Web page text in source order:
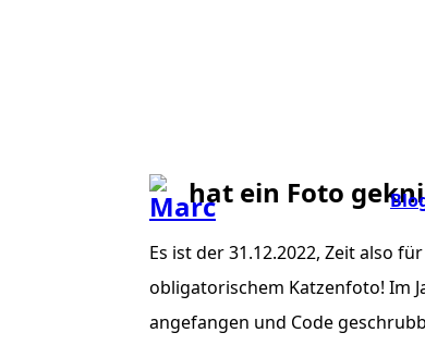
hat ein Foto
Es ist der 31.12.2022, Zeit also
obligatorischem Katzenfoto! Im
angefangen und Code